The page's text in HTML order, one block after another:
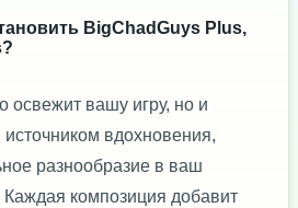
BigChadGuys Plus,
освежит вашу игру, но и
вдохновения,
разнообразие в ваш
композиция добавит